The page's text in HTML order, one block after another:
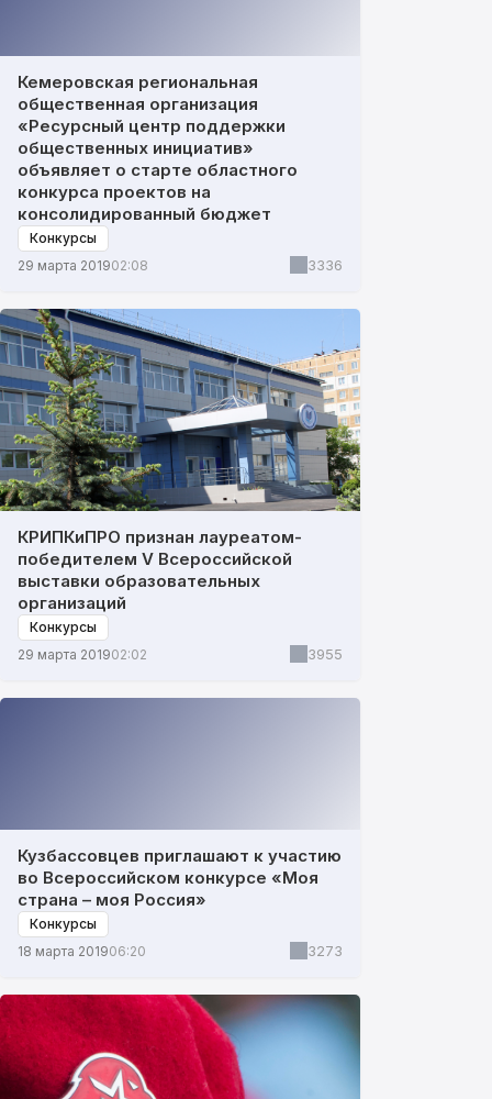
Кемеровская региональная
общественная организация
«Ресурсный центр поддержки
общественных инициатив»
объявляет о старте областного
конкурса проектов на
консолидированный бюджет
Конкурсы
29 марта 201902:08 3336
КРИПКиПРО признан лауреатом-
победителем V Всероссийской
выставки образовательных
организаций
Конкурсы
29 марта 201902:02 3955
Кузбассовцев приглашают к участию
во Всероссийском конкурсе «Моя
страна – моя Россия»
Конкурсы
18 марта 201906:20 3273